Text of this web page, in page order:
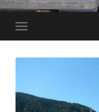
Toggle
mobiel